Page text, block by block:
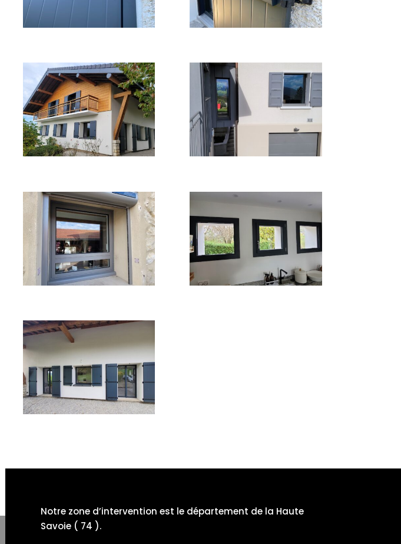
Notre zone d’intervention est le département de la Haute
Savoie ( 74 ).